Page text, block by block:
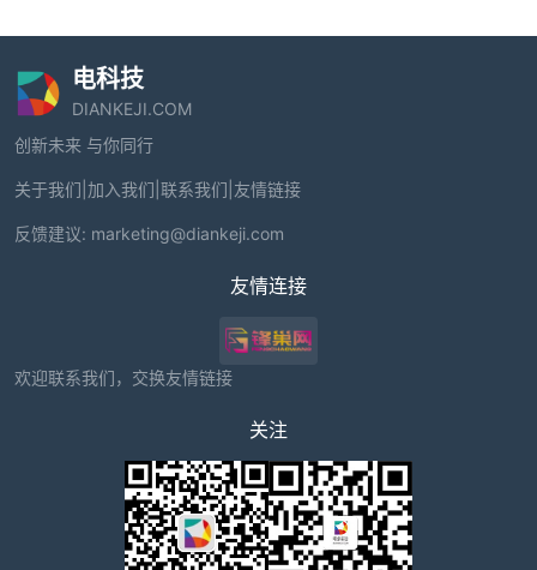
电科技
DIANKEJI.COM
创新未来 与你同行
关于我们 加入我们 联系我们 友情链接
反馈建议: marketing@diankeji.com
友情连接
欢迎联系我们，交换友情链接
关注